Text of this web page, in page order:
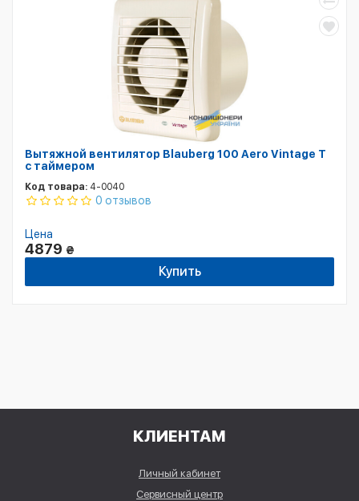
Вытяжной вентилятор Blauberg 100 Aero Vintage T
с таймером
Код товара: 4-0040
0 отзывов
Цена
4879 ₴
Купить
КЛИЕНТАМ
Личный кабинет
Сервисный центр